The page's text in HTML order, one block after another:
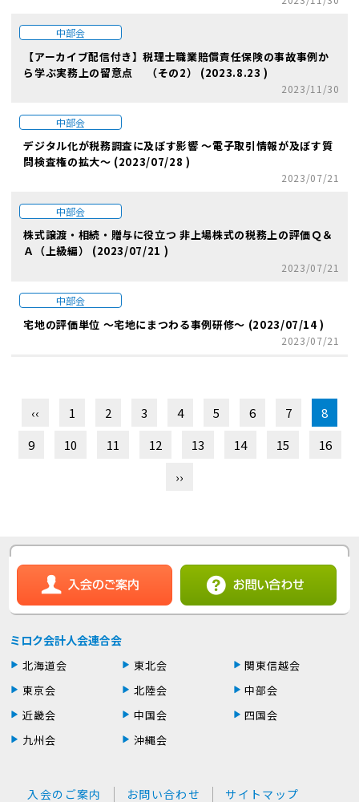
中部会
【アーカイブ配信付き】税理士職業賠償責任保険の事故事例か
ら学ぶ実務上の留意点 （その2） (2023.8.23 )
2023/11/30
中部会
デジタル化が税務調査に及ぼす影響 ～電子取引情報が及ぼす質
問検査権の拡大～ (2023/07/28 )
2023/07/21
中部会
株式譲渡・相続・贈与に役立つ 非上場株式の税務上の評価Ｑ＆
Ａ（上級編） (2023/07/21 )
2023/07/21
中部会
宅地の評価単位 ～宅地にまつわる事例研修～ (2023/07/14 )
2023/07/21
‹‹ 1 2 3 4 5 6 7
8
9
10 11 12 13 14 15
16
››
ミロク会計人会連合会
北海道会 東北会
関東信越会
東京会
北陸会
中部会
近畿会
中国会
四国会
九州会
沖縄会
入会のご案内 お問い合わせ サイトマップ